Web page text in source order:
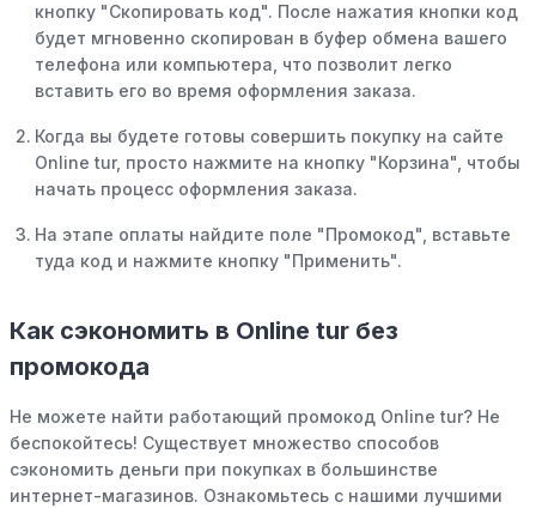
кнопку "Скопировать код". После нажатия кнопки код
будет мгновенно скопирован в буфер обмена вашего
телефона или компьютера, что позволит легко
вставить его во время оформления заказа.
Когда вы будете готовы совершить покупку на сайте
Online tur, просто нажмите на кнопку "Корзина", чтобы
начать процесс оформления заказа.
На этапе оплаты найдите поле "Промокод", вставьте
туда код и нажмите кнопку "Применить".
Как сэкономить в Online tur без
промокода
Не можете найти работающий промокод Online tur? Не
беспокойтесь! Существует множество способов
сэкономить деньги при покупках в большинстве
интернет-магазинов. Ознакомьтесь с нашими лучшими